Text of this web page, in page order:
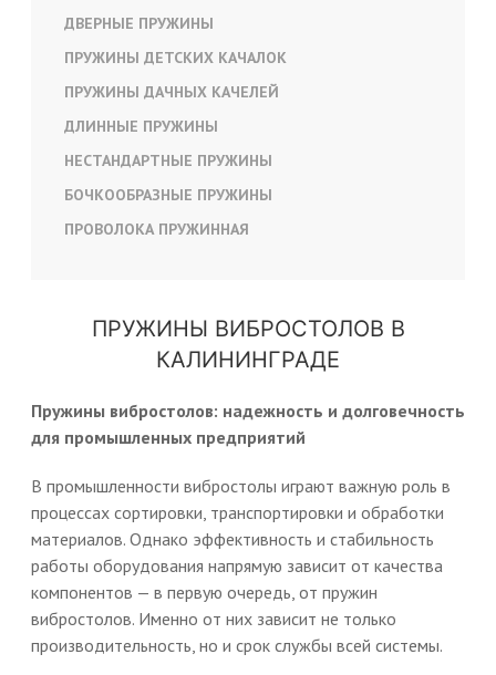
ДВЕРНЫЕ ПРУЖИНЫ
ПРУЖИНЫ ДЕТСКИХ КАЧАЛОК
ПРУЖИНЫ ДАЧНЫХ КАЧЕЛЕЙ
ДЛИННЫЕ ПРУЖИНЫ
НЕСТАНДАРТНЫЕ ПРУЖИНЫ
БОЧКООБРАЗНЫЕ ПРУЖИНЫ
ПРОВОЛОКА ПРУЖИННАЯ
ПРУЖИНЫ ВИБРОСТОЛОВ В
КАЛИНИНГРАДЕ
Пружины вибростолов: надежность и долговечность
для промышленных предприятий
В промышленности вибростолы играют важную роль в
процессах сортировки, транспортировки и обработки
материалов. Однако эффективность и стабильность
работы оборудования напрямую зависит от качества
компонентов — в первую очередь, от пружин
вибростолов. Именно от них зависит не только
производительность, но и срок службы всей системы.